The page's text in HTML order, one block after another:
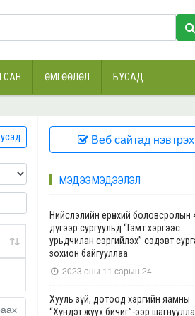
САН ӨМГӨӨЛӨЛ БУСАД
Веб сайтад нэвтрэх
МЭДЭЭ МЭДЭЭЛЭЛ
Нийслэлийн ерөнхий боловсролын
дүгээр сургуульд “Гэмт хэргээс
урьдчилан сэргийлэх” сэдэвт
зохион байгууллаа
2023 оны 11 сарын 24
Хууль зүй, дотоод хэргийн яамны
“Хүндэт жуух бичиг”-ээр